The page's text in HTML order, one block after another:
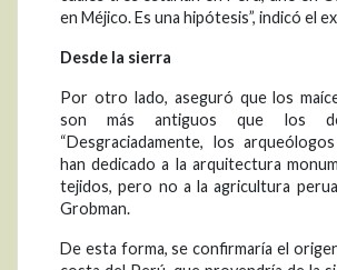
en Méjico. Es una hipótesis”, indicó el
Desde la sierra
Por otro lado, aseguró que los
son más antiguos que los
“Desgraciadamente, los
han dedicado a la arquitectura
tejidos, pero no a la agricultura
Grobman.
De esta forma, se confirmaría el